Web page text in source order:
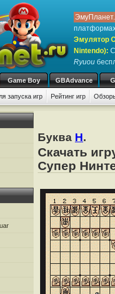
Эмулятор
Nintendo):
Ryuou
Game Boy GBAdvance
запуска игр Рейтинг игр
Буква H.
Скачать
Супер